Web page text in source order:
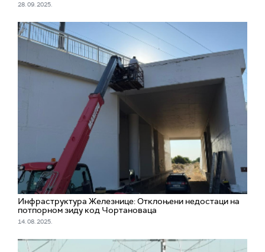
28. 09. 2025.
Инфраструктура Железнице: Отклоњени недостаци на
потпорном зиду код Чортановаца
14. 08. 2025.